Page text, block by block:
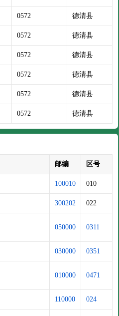
0572 德清县
0572 德清县
0572 德清县
0572 德清县
0572 德清县
0572 德清县
邮编 区号
100010 010
300202 022
050000 0311
030000 0351
010000 0471
110000 024